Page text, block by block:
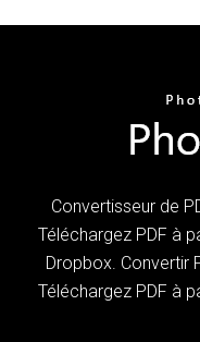
Convertisseur de
Téléchargez PDF à
Dropbox. Convertir
Téléchargez PDF à